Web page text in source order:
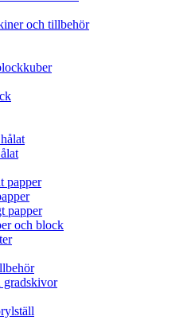
och tillbehör
papper
papper
och block
gradskivor